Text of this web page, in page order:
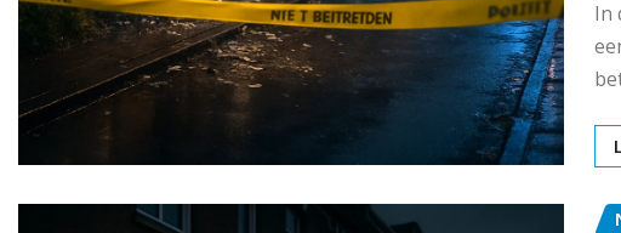
In